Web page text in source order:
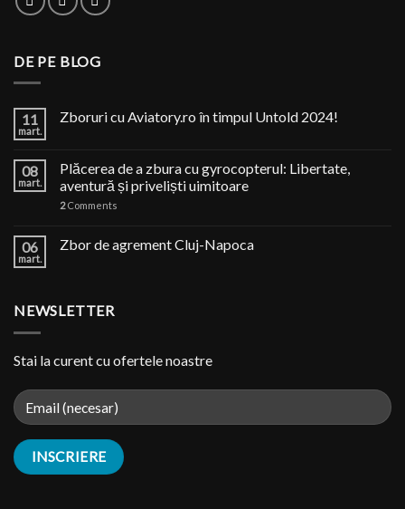
DE PE BLOG
11
mart.
Zboruri cu Aviatory.ro în timpul Untold 2024!
08
mart.
Plăcerea de a zbura cu gyrocopterul: Libertate,
aventură și priveliști uimitoare
2Comments
06
mart.
Zbor de agrement Cluj-Napoca
NEWSLETTER
Stai la curent cu ofertele noastre